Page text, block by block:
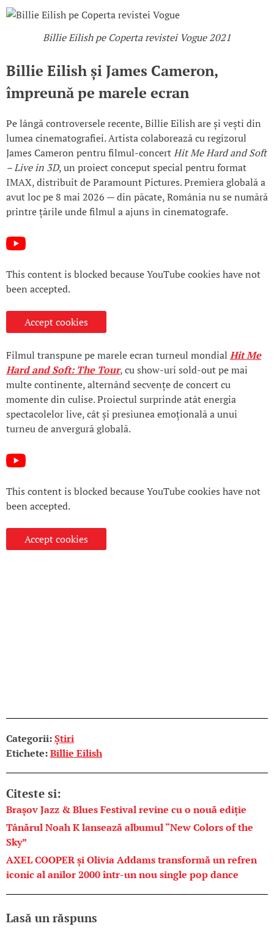
Billie Eilish pe Coperta revistei Vogue 2021
Billie Eilish și James Cameron,
împreună pe marele ecran
Pe lângă controversele recente, Billie Eilish are și vești din
lumea cinematografiei. Artista colaborează cu regizorul
James Cameron pentru filmul-concertHit Me Hard and Soft
– Live in 3D, un proiect conceput special pentru format
IMAX, distribuit de Paramount Pictures. Premiera globală a
avut loc pe 8 mai 2026 — din păcate, România nu se numără
printre țările unde filmul a ajuns în cinematografe.
This content is blocked because YouTube cookies have not
been accepted.
Accept cookies
Filmul transpune pe marele ecran turneul mondial Hit Me
Hard and Soft: The Tour, cu show-uri sold-out pe mai
multe continente, alternând secvențe de concert cu
momente din culise. Proiectul surprinde atât energia
spectacolelor live, cât și presiunea emoțională a unui
turneu de anvergură globală.
This content is blocked because YouTube cookies have not
been accepted.
Accept cookies
Categorii:Știri
Etichete:Billie Eilish
Citeste si:
Brașov Jazz & Blues Festival revine cu o nouă ediție
Tânărul Noah K lansează albumul “New Colors of the
Sky”
AXEL COOPER și Olivia Addams transformă un refren
iconic al anilor 2000 într-un nou single pop dance
Lasă un răspuns